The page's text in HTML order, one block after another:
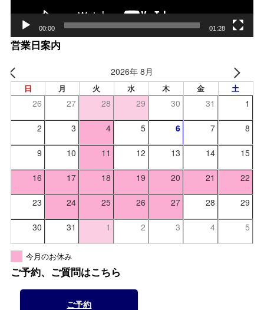
00:00 01:28
営業日案内
2026年 8月
日 月 火 水 木 金 土
26 27 28 29 30 31 1
2 3 4 5 6 7 8
9 10 11 12 13 14 15
16 17 18 19 20 21 22
23 24 25 26 27 28 29
30 31 1 2 3 4 5
今月のお休み
ご予約、ご質問はこちら
ご予約